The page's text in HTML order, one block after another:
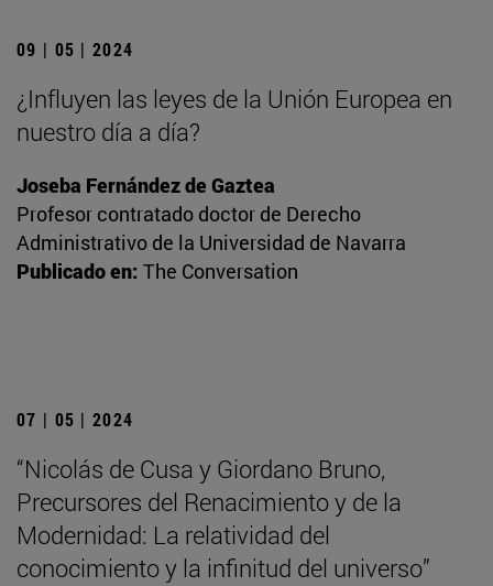
09 | 05 | 2024
¿Influyen las leyes de la Unión Europea en
nuestro día a día?
Joseba Fernández de Gaztea
Profesor contratado doctor de Derecho
Administrativo de la Universidad de Navarra
Publicado en: The Conversation
07 | 05 | 2024
“Nicolás de Cusa y Giordano Bruno,
Precursores del Renacimiento y de la
Modernidad: La relatividad del
conocimiento y la infinitud del universo”